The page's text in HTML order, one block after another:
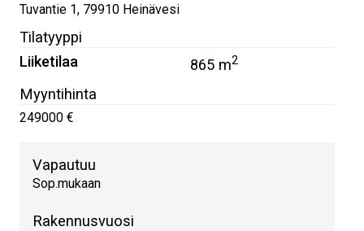
Tuvantie 1, 79910 Heinävesi
Tilatyyppi
Liiketilaa
865 m2
Myyntihinta
249000 €
Vapautuu
Sop.mukaan
Rakennusvuosi